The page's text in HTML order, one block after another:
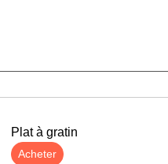
Plat à gratin
Acheter